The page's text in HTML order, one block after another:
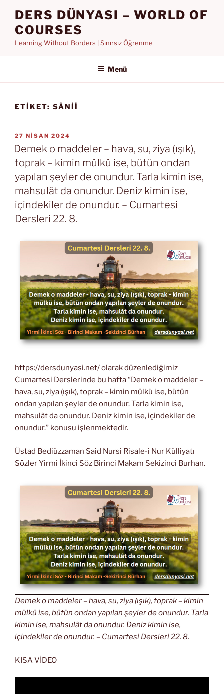
DERS DÜNYASI – WORLD OF
COURSES
Learning Without Borders | Sınırsız Öğrenme
Menü
ETIKET: SÂNII
YAYIM
TARIHI
27 NISAN 2024
Demek o maddeler – hava, su, ziya (ışık),
toprak – kimin mülkü ise, bütün ondan
yapılan şeyler de onundur. Tarla kimin ise,
mahsulât da onundur. Deniz kimin ise,
içindekiler de onundur. – Cumartesi
Dersleri 22. 8.
https://dersdunyasi.net/ olarak düzenlediğimiz
Cumartesi Derslerinde bu hafta “Demek o maddeler –
hava, su, ziya (ışık), toprak – kimin mülkü ise, bütün
ondan yapılan şeyler de onundur. Tarla kimin ise,
mahsulât da onundur. Deniz kimin ise, içindekiler de
onundur.” konusu işlenmektedir.
Üstad Bediüzzaman Said Nursi Risale-i Nur Külliyatı
Sözler Yirmi İkinci Söz Birinci Makam Sekizinci Burhan.
Demek o maddeler – hava, su, ziya (ışık), toprak – kimin
mülkü ise, bütün ondan yapılan şeyler de onundur. Tarla
kimin ise, mahsulât da onundur. Deniz kimin ise,
içindekiler de onundur. – Cumartesi Dersleri 22. 8.
KISA VİDEO